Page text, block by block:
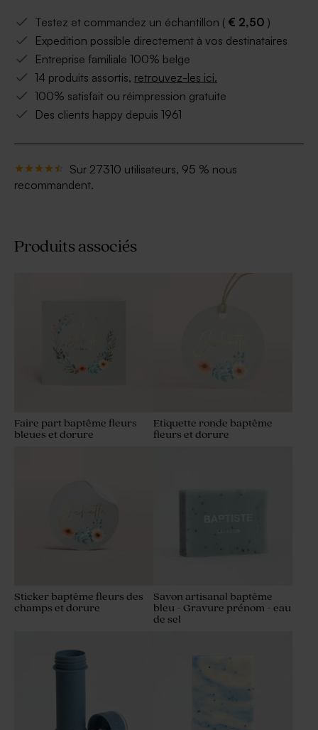
Testez et commandez un échantillon ( € 2,50 )
Expedition possible directement à vos destinataires
Entreprise familiale 100% belge
14 produits assortis, retrouvez-les ici.
100% satisfait ou réimpression gratuite
Des clients happy depuis 1961
Sur 27310 utilisateurs, 95 % nous
recommandent.
Produits associés
Faire part baptême fleurs
bleues et dorure
Etiquette ronde baptême
fleurs et dorure
Sticker baptême fleurs des
champs et dorure
Savon artisanal baptême
bleu - Gravure prénom - eau
de sel